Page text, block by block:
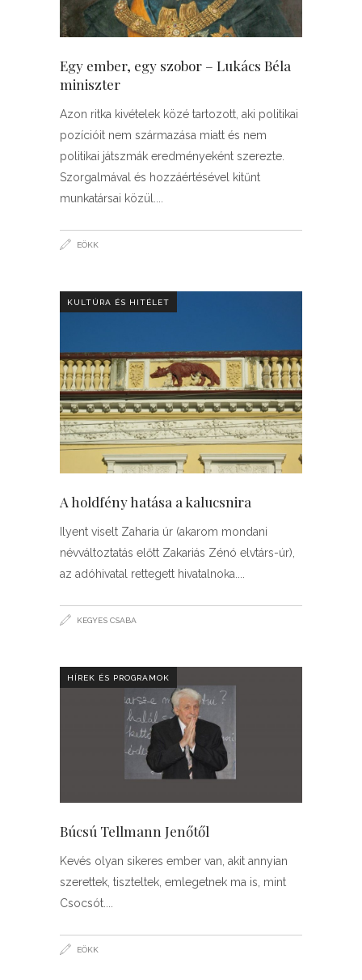
Egy ember, egy szobor – Lukács Béla
miniszter
Azon ritka kivételek közé tartozott, aki politikai
pozícióit nem származása miatt és nem
politikai játszmák eredményeként szerezte.
Szorgalmával és hozzáértésével kitűnt
munkatársai közül.
EÖKK
KULTÚRA ÉS HITÉLET
A holdfény hatása a kalucsnira
Ilyent viselt Zaharia úr (akarom mondani
névváltoztatás előtt Zakariás Zénó elvtárs-úr),
az adóhivatal rettegett hivatalnoka.
KEGYES CSABA
HÍREK ÉS PROGRAMOK
Búcsú Tellmann Jenőtől
Kevés olyan sikeres ember van, akit annyian
szerettek, tiszteltek, emlegetnek ma is, mint
Csocsót.
EÖKK